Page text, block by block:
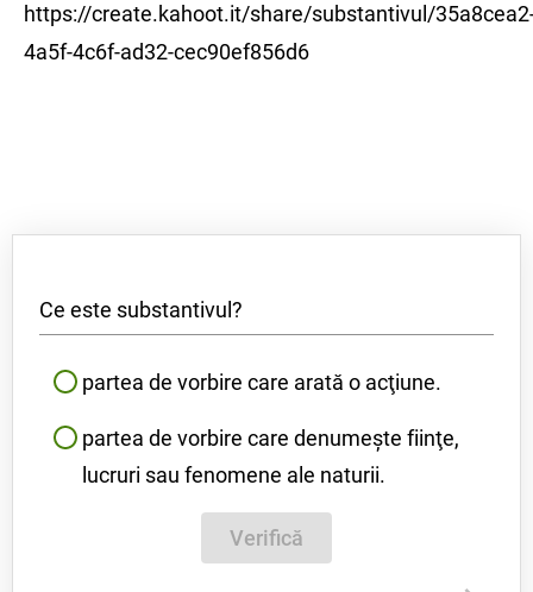
https://create.kahoot.it/share/substantivul/
4a5f-4c6f-ad32-cec90ef856d6
Ce este substantivul?
partea de vorbire care arată o acţiune.
partea de vorbire care denumeşte fiinţe,
lucruri sau fenomene ale naturii.
Verifică